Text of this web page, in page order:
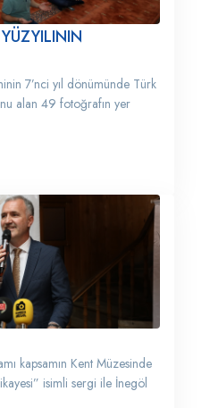
7’nci yıl dönümünde Türk
alan 49 fotoğrafın yer
kapsamın Kent Müzesinde
isimli sergi ile İnegöl